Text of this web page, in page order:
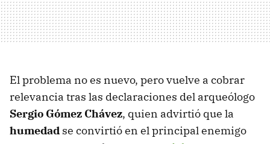
El problema no es nuevo, pero vuelve a cobrar
relevancia tras las declaraciones del arqueólogo
Sergio Gómez Chávez, quien advirtió que la
humedad se convirtió en el principal enemigo